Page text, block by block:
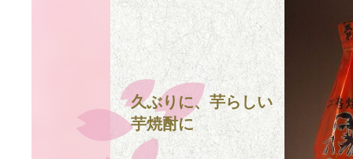
久ぶりに、芋らしい
芋焼酎に